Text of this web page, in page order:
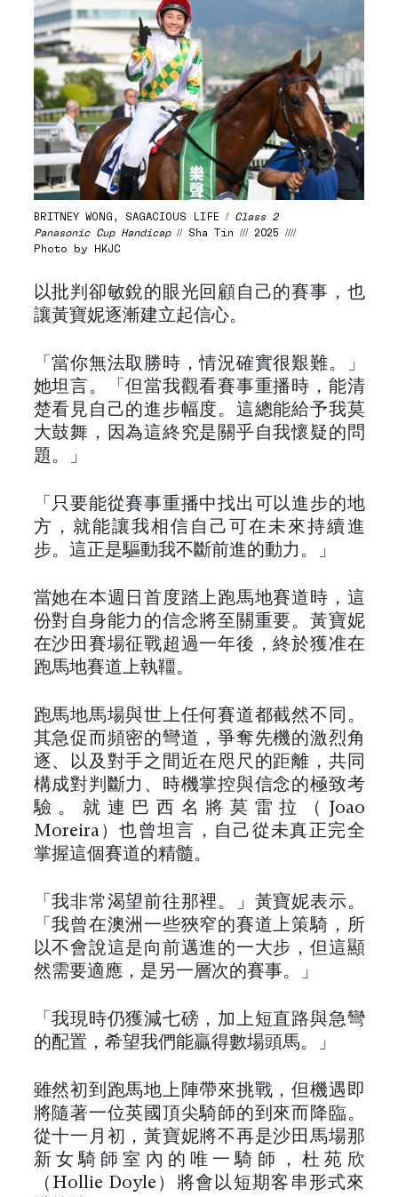
BRITNEY WONG, SAGACIOUS LIFE / Class 2
Panasonic Cup Handicap// Sha Tin /// 2025 ////
Photo by HKJC
以批判卻敏銳的眼光回顧自己的賽事，也
讓黃寶妮逐漸建立起信心。
「當你無法取勝時，情況確實很艱難。」
她坦言。「但當我觀看賽事重播時，能清
楚看見自己的進步幅度。這總能給予我莫
大鼓舞，因為這終究是關乎自我懷疑的問
題。」
「只要能從賽事重播中找出可以進步的地
方，就能讓我相信自己可在未來持續進
步。這正是驅動我不斷前進的動力。」
當她在本週日首度踏上跑馬地賽道時，這
份對自身能力的信念將至關重要。黃寶妮
在沙田賽場征戰超過一年後，終於獲准在
跑馬地賽道上執韁。
跑馬地馬場與世上任何賽道都截然不同。
其急促而頻密的彎道，爭奪先機的激烈角
逐、以及對手之間近在咫尺的距離，共同
構成對判斷力、時機掌控與信念的極致考
驗。就連巴西名將莫雷拉（Joao
Moreira）也曾坦言，自己從未真正完全
掌握這個賽道的精髓。
「我非常渴望前往那裡。」黃寶妮表示。
「我曾在澳洲一些狹窄的賽道上策騎，所
以不會說這是向前邁進的一大步，但這顯
然需要適應，是另一層次的賽事。」
「我現時仍獲減七磅，加上短直路與急彎
的配置，希望我們能贏得數場頭馬。」
雖然初到跑馬地上陣帶來挑戰，但機遇即
將隨著一位英國頂尖騎師的到來而降臨。
從十一月初，黃寶妮將不再是沙田馬場那
新女騎師室內的唯一騎師，杜苑欣
（Hollie Doyle）將會以短期客串形式來